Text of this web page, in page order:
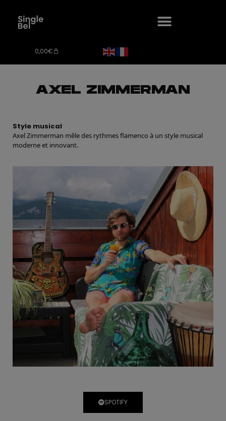
0,00€
AXEL ZIMMERMAN
Style musical
Axel Zimmerman mêle des rythmes flamenco à un style musical
moderne et innovant.
SPOTIFY